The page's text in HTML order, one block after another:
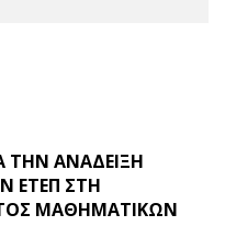
ΤΗΝ ΑΝΑΔΕΙΞΗ
ΕΤΕΠ ΣΤΗ
ΜΑΘΗΜΑΤΙΚΩΝ